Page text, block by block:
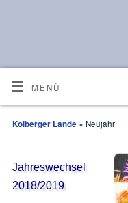
MENÜ
Kolberger Lande » Neujahr
Jahreswechsel
2018/2019